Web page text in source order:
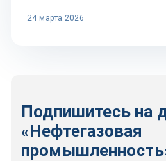
24 марта 2026
Подпишитесь на
«Нефтегазовая